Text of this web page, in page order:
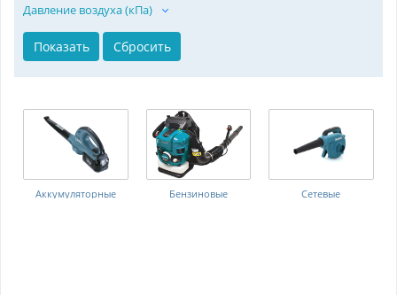
Давление воздуха (кПа)
Аккумуляторные Бензиновые Сетевые